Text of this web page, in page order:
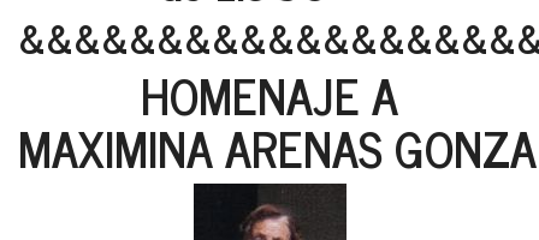
HOMENAJE A
MAXIMINA ARENAS